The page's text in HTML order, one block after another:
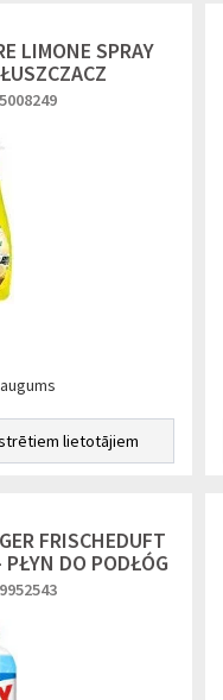
LIMONE SPRAY
lietotājiem
FRISCHEDUFT
PŁYN DO PODŁÓG